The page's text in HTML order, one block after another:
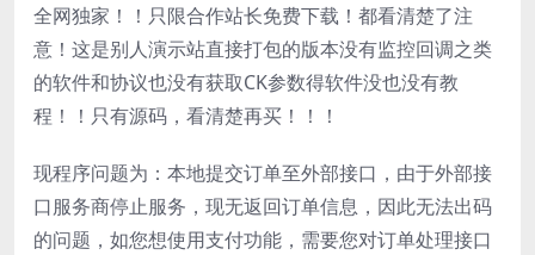
全网独家！！只限合作站长免费下载！都看清楚了注
意！这是别人演示站直接打包的版本没有监控回调之类
的软件和协议也没有获取CK参数得软件没也没有教
程！！只有源码，看清楚再买！！！
现程序问题为：本地提交订单至外部接口，由于外部接
口服务商停止服务，现无返回订单信息，因此无法出码
的问题，如您想使用支付功能，需要您对订单处理接口